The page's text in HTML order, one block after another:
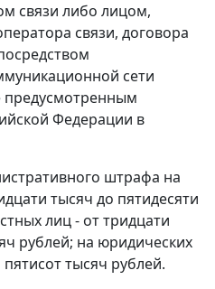
связи либо лицом,
связи, договора
сети
предусмотренным
Федерации в
штрафа на
тысяч до пятидесяти
лиц - от тридцати
рублей; на юридических
тысяч рублей.